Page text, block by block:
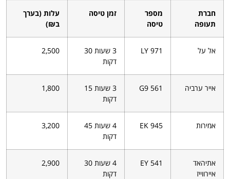
חברת
תעופה
מספר
טיסה
זמן טיסה
עלות (בערך
ב₪)
אל על LY 971
3 שעות 30
דקות
2,500
אייר ערביה G9 561
3 שעות 15
דקות
1,800
אמירות EK 945
4 שעות 45
דקות
3,200
אתיהאד
איירווייז
EY 541
4 שעות 30
דקות
2,900